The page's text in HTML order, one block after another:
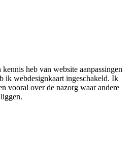
heb van website aanpassingen
ik webdesignkaart ingeschakeld. Ik
vooral over de nazorg waar andere